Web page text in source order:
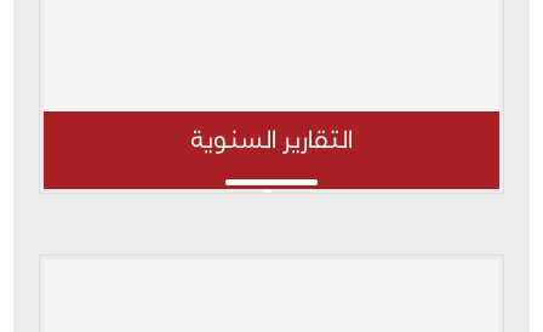
التقارير السنوية